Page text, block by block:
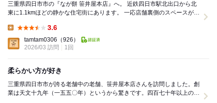
三重県四日市市の『なが餅 笹井屋本店』へ。 近鉄四日市駅北出口から北
東に1.1kmほどの静かな住宅街にあります。 一応店舗裏側のスペースがお
3.6
tamtam0306 （926）
2026/03 訪問
1回
柔らかい方が好き
​三重県四日市市が誇る老舗中の老舗、笹井屋本店さんを訪問しました。創
業は天文十九年（一五五〇年）というから驚きです。四百七十年以上の歴